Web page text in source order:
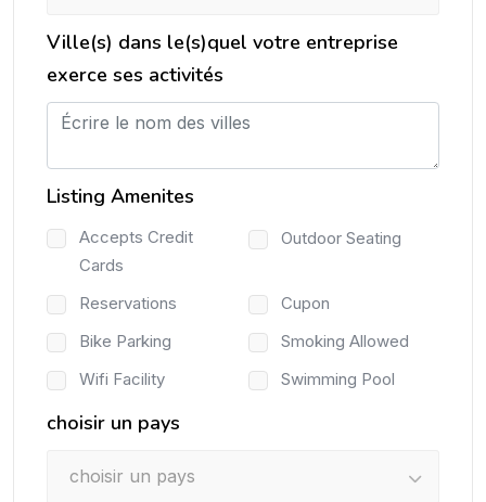
Ville(s) dans le(s)quel votre entreprise
exerce ses activités
Listing Amenites
Accepts Credit
Cards
Outdoor Seating
Reservations
Cupon
Bike Parking
Smoking Allowed
Wifi Facility
Swimming Pool
choisir un pays
choisir un pays